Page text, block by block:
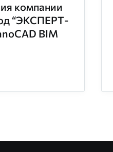
компании
“ЭКСПЕРТ-
BIM